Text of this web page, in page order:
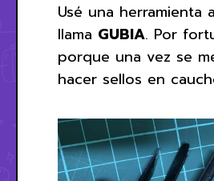
Usé una herramienta
llama GUBIA. Por
porque una vez se
hacer sellos en